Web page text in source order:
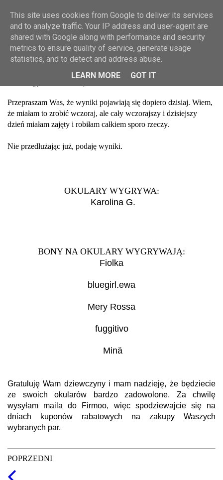
MAKIJAŻ
PIELĘGNACJA
O MNIE
WSPÓŁPRACA
KONTAKT
SZUKAJ
Wyniki rozdania z Firmoo
Przepraszam Was, że wyniki pojawiają się dopiero dzisiaj. Wiem,
że miałam to zrobić wczoraj, ale cały wczorajszy i dzisiejszy
dzień miałam zajęty i robiłam całkiem sporo rzeczy.
Nie przedłużając już, podaję wyniki.
OKULARY WYGRYWA:
Karolina G.
BONY NA OKULARY WYGRYWAJĄ:
Fiolka
bluegirl.ewa
Mery Rossa
fuggitivo
Minä
Gratuluję Wam dziewczyny i mam nadzieję, że będziecie
ze swoich okularów bardzo zadowolone. Za chwilę
wysyłam maila do Firmoo, więc spodziewajcie się na
dniach kuponów rabatowych na zakupy Waszych
wybranych par.
POPRZEDNI
This site uses cookies from Google to deliver its services
and to analyze traffic. Your IP address and user-agent are
shared with Google along with performance and security
metrics to ensure quality of service, generate usage
statistics, and to detect and address abuse.
LEARN MORE
GOT IT